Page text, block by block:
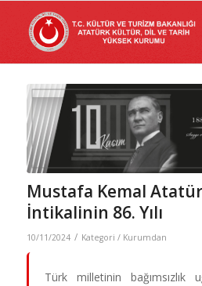
Mustafa Kemal
İntikalinin 86. Yılı
10/11/2024 / Kategori / Kurumdan
Türk milletinin bağımsızlık